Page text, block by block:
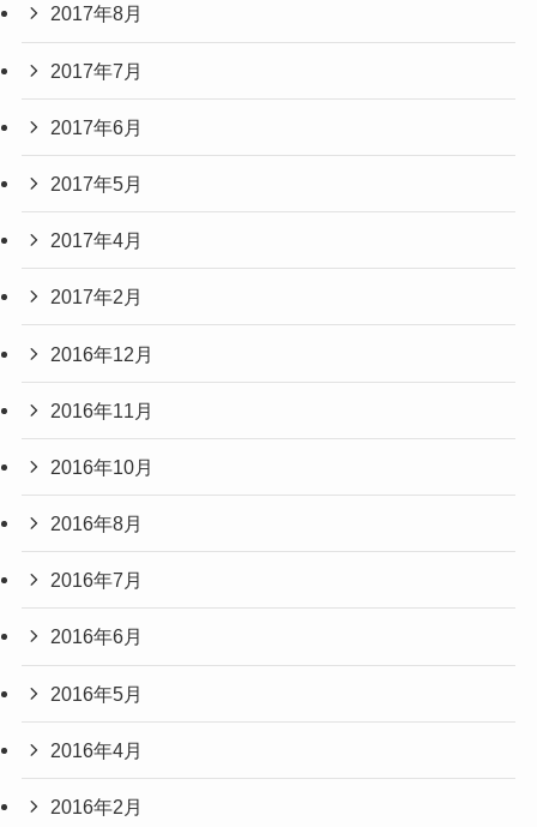
2017年8月
2017年7月
2017年6月
2017年5月
2017年4月
2017年2月
2016年12月
2016年11月
2016年10月
2016年8月
2016年7月
2016年6月
2016年5月
2016年4月
2016年2月